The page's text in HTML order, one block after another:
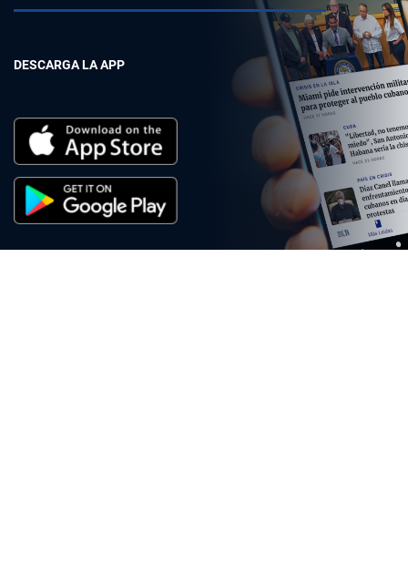
DESCARGA LA APP